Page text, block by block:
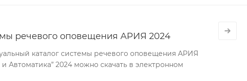
в студии сообщения, в том числе и на иностраных языках.
и при дальнейшем ее использовании. Обратившись на завод,
сообщений.
речевого оповещения АРИЯ 2024
каталог системы речевого оповещения АРИЯ
и Автоматика” 2024 можно скачать в электронном